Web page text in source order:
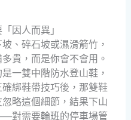
因人而異」
、碎石坡或濕滑箭竹，
貴，而是你會不會用。
一雙中階防水登山鞋，
綁鞋帶技巧後，那雙鞋
略這個細節，結果下山
對需要輪班的停車場管